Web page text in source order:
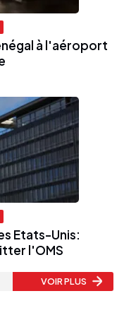
à l'aéroport
Etats-Unis:
l'OMS
VOIR PLUS